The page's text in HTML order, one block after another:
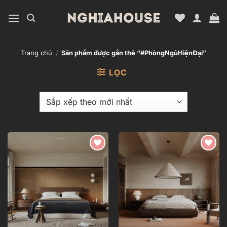
qua
Trang chủ / Sản phẩm được gắn thẻ “#PhòngNgủHiệnĐại”
LỌC
Add to